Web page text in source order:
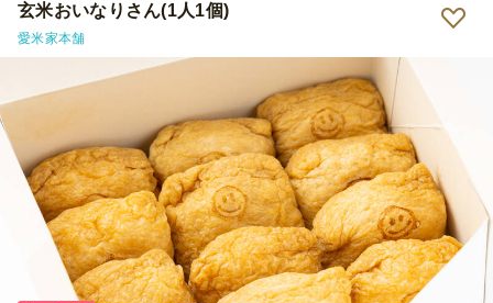
玄米おいなりさん(1人1個)
愛米家本舗